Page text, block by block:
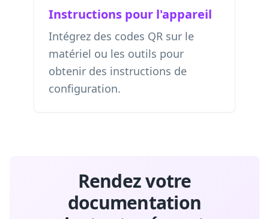
Instructions pour l'appareil
Intégrez des codes QR sur le
matériel ou les outils pour
obtenir des instructions de
configuration.
Rendez votre
documentation